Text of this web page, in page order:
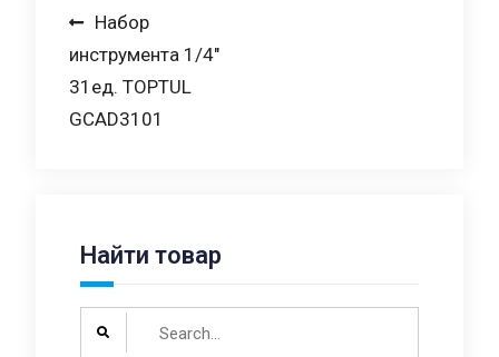
Навигация
по
записям
Набор
инструмента 1/4″
31ед. TOPTUL
GCAD3101
Найти товар